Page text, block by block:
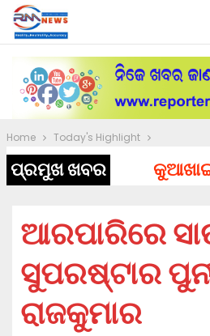
Home Today's Highlight
ପ୍ରମୁଖ ଖବର
ଆରପାରିରେ
ସୁପରଷ୍ଟାର
ରାଜକୁମାର